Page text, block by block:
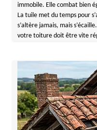
immobile. Elle combat bien
La tuile met du temps pour
s’altère jamais, mais
votre toiture doit être vite